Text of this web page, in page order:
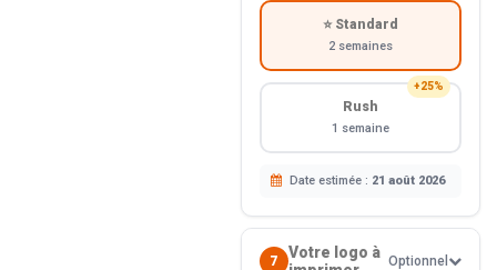
⭐ Standard
2 semaines
+25%
Rush
1 semaine
Date estimée : 21 août 2026
7
Votre logo à Optionnel